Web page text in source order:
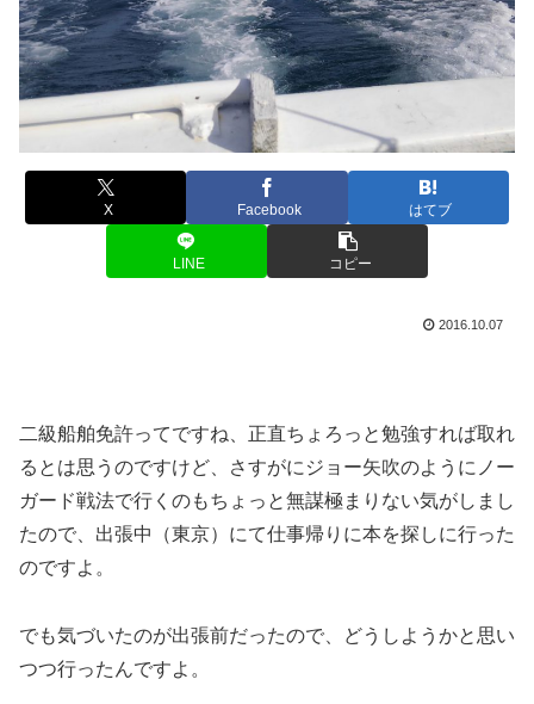
X Facebook はてブ
LINE コピー
2016.10.07
二級船舶免許ってですね、正直ちょろっと勉強すれば取れ
るとは思うのですけど、さすがにジョー矢吹のようにノー
ガード戦法で行くのもちょっと無謀極まりない気がしまし
たので、出張中（東京）にて仕事帰りに本を探しに行った
のですよ。
でも気づいたのが出張前だったので、どうしようかと思い
つつ行ったんですよ。